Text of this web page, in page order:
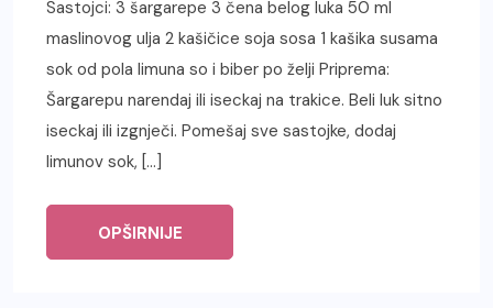
Sastojci: 3 šargarepe 3 čena belog luka 50 ml
maslinovog ulja 2 kašičice soja sosa 1 kašika susama
sok od pola limuna so i biber po želji Priprema:
Šargarepu narendaj ili iseckaj na trakice. Beli luk sitno
iseckaj ili izgnječi. Pomešaj sve sastojke, dodaj
limunov sok, […]
OPŠIRNIJE